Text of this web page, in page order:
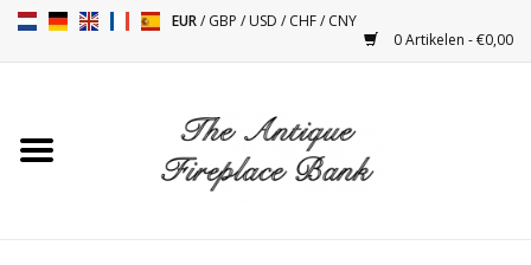
EUR/GBP /USD /CHF/CNY
0 Artikelen - €0,00